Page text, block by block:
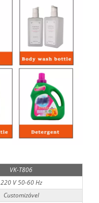
VK-T806
220 V 50-60 Hz
Customizável